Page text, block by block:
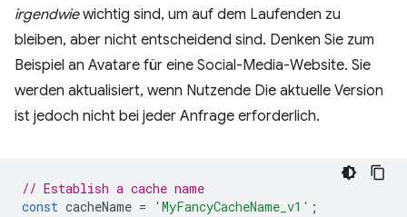
irgendwiewichtig sind, um auf dem Laufenden zu
bleiben, aber nicht entscheidend sind. Denken Sie zum
Beispiel an Avatare für eine Social-Media-Website. Sie
werden aktualisiert, wenn Nutzende Die aktuelle Version
ist jedoch nicht bei jeder Anfrage erforderlich.
// Establish a cache name
const cacheName = 'MyFancyCacheName_v1' ;